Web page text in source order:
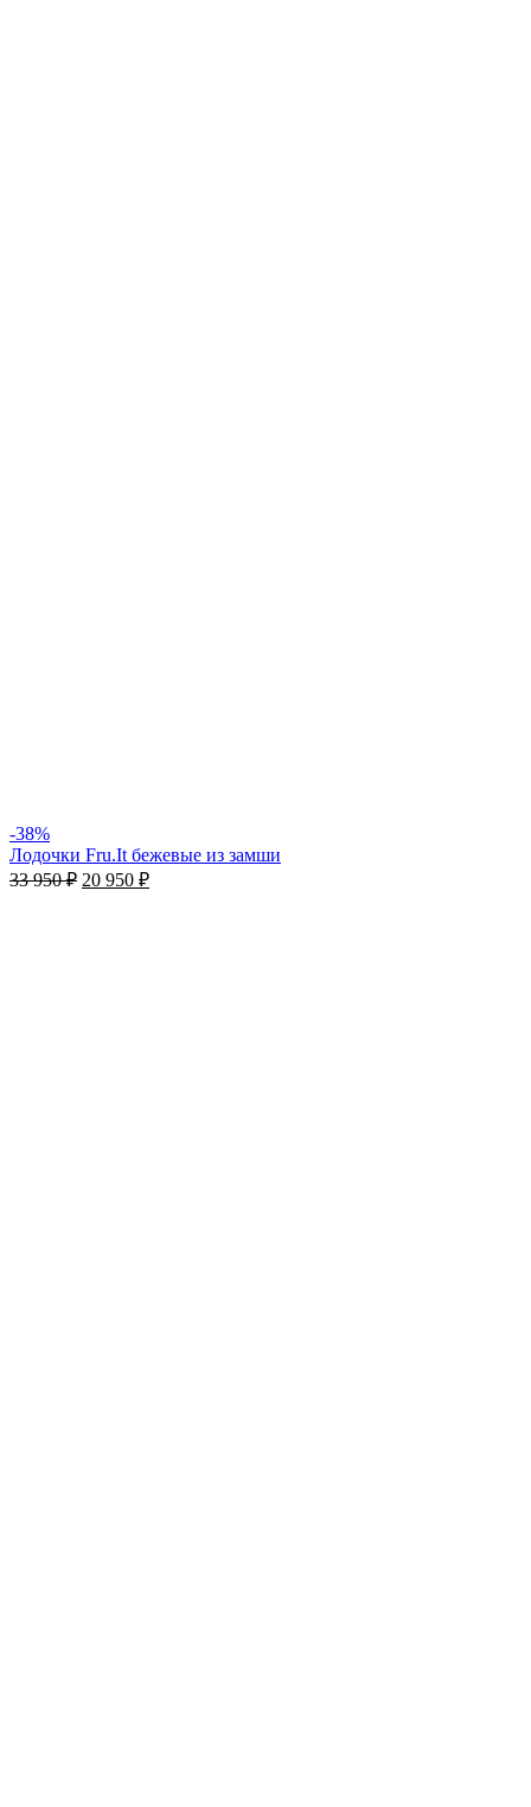
-38%
Лодочки Fru.It бежевые из замши
33 950₽ 20 950 ₽